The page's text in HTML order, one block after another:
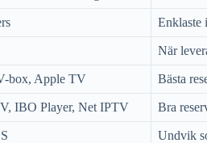
Enklaste
När
box, Apple TV Bästa
IBO Player, Net IPTV Bra
Undvik